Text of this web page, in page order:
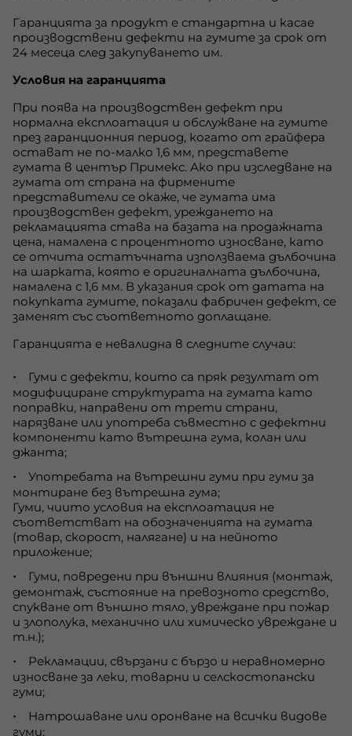
Гаранцията за продукт е стандартна и касае
производствени дефекти на гумите за срок от
24 месеца след закупуването им.
Условия на гаранцията
При поява на производствен дефект при
нормална експлоатация и обслужване на гумите
през гаранционния период, когато от грайфера
остават не по-малко 1,6 мм, представете
гумата в център Примекс. Ако при изследване на
гумата от страна на фирмените
представители се окаже, че гумата има
производствен дефект, уреждането на
рекламацията става на базата на продажната
цена, намалена с процентното износване, като
се отчита остатъчната използваема дълбочина
на шарката, която е оригиналната дълбочина,
намалена с 1,6 мм. В указания срок от датата на
покупката гумите, показали фабричен дефект, се
заменят със съответното доплащане.
Гаранцията е невалидна в следните случаи:
Гуми с дефекти, които са пряк резултат от
модифициране структурата на гумата като
поправки, направени от трети страни,
нарязване или употреба съвместно с дефектни
компоненти като вътрешна гума, колан или
джанта;
Употребата на вътрешни гуми при гуми за
монтиране без вътрешна гума;
Гуми, чиито условия на експлоатация не
съответстват на обозначенията на гумата
(товар, скорост, налягане) и на нейното
приложение;
Гуми, повредени при външни влияния (монтаж,
демонтаж, състояние на превозното средство,
спукване от външно тяло, увреждане при пожар
и злополука, механично или химическо увреждане и
т.н.);
Рекламации, свързани с бързо и неравномерно
износване за леки, товарни и селскостопански
гуми;
Натрошаване или оронване на всички видове
гуми;